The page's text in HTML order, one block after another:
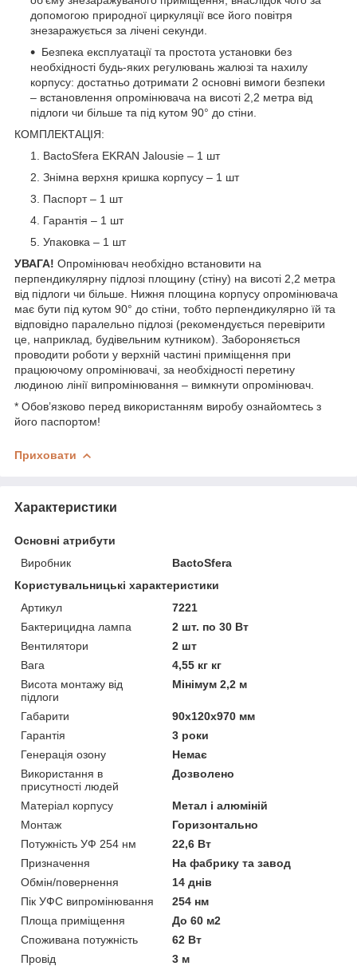
допомогою природної циркуляції все його повітря
знезаражується за лічені секунди.
Безпека експлуатації та простота установки без
необхідності будь-яких регулювань жалюзі та нахилу
корпусу: достатньо дотримати 2 основні вимоги безпеки
– встановлення опромінювача на висоті 2,2 метра від
підлоги чи більше та під кутом 90° до стіни.
КОМПЛЕКТАЦІЯ:
BactoSfera EKRAN Jalousie – 1 шт
Знімна верхня кришка корпусу – 1 шт
Паспорт – 1 шт
Гарантія – 1 шт
Упаковка – 1 шт
УВАГА! Опромінювач необхідно встановити на
перпендикулярну підлозі площину (стіну) на висоті 2,2 метра
від підлоги чи більше. Нижня площина корпусу опромінювача
має бути під кутом 90° до стіни, тобто перпендикулярно їй та
відповідно паралельно підлозі (рекомендується перевірити
це, наприклад, будівельним кутником). Забороняється
проводити роботи у верхній частині приміщення при
працюючому опромінювачі, за необхідності перетину
людиною лінії випромінювання – вимкнути опромінювач.
* Обов’язково перед використанням виробу ознайомтесь з
його паспортом!
Приховати
Характеристики
Основні атрибути
Виробник
BactoSfera
Користувальницькі характеристики
Артикул
7221
Бактерицидна лампа
2 шт. по 30 Вт
Вентилятори
2 шт
Вага
4,55 кг кг
Висота монтажу від
підлоги
Мінімум 2,2 м
Габарити
90x120x970 мм
Гарантія
3 роки
Генерація озону
Немає
Використання в
присутності людей
Дозволено
Матеріал корпусу
Метал і алюміній
Монтаж
Горизонтально
Потужність УФ 254 нм
22,6 Вт
Призначення
На фабрику та завод
Обмін/повернення
14 днів
Пік УФС випромінювання
254 нм
Площа приміщення
До 60 м2
Споживана потужність
62 Вт
Провід
3 м